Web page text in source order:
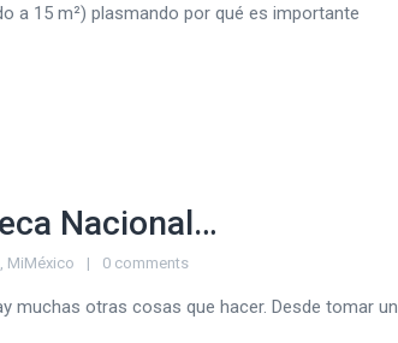
a 15 m²) plasmando por qué es importante
Nacional…
, MiMéxico 0 comments
muchas otras cosas que hacer. Desde tomar un